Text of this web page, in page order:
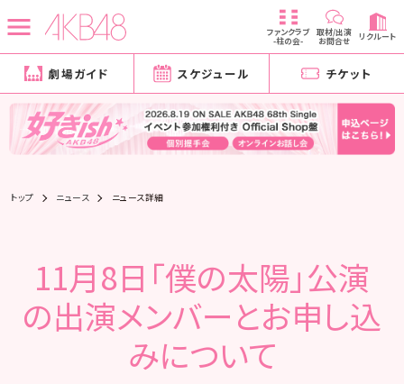
ファンクラブ
-柱の会-
取材/出演
お問合せ リクルート
劇場ガイド スケジュール チケット
トップ ニュース ニュース詳細
11月8日「僕の太陽」公演
の出演メンバーとお申し込
みについて